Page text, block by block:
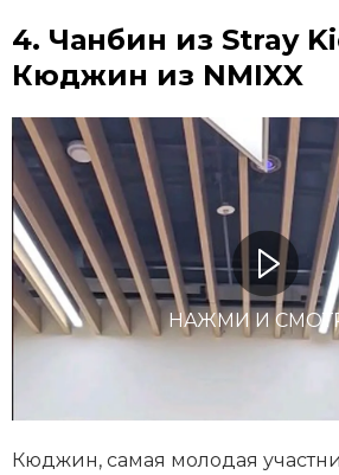
4. Чанбин из Stray
Кюджин из NMIXX
НАЖМИ И
Кюджин, самая молодая